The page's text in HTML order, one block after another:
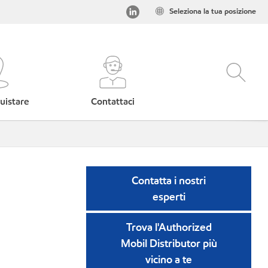
Seleziona la tua posizione
Contattaci
Contatta i nostri
esperti
Trova l'Authorized
Mobil Distributor più
vicino a te